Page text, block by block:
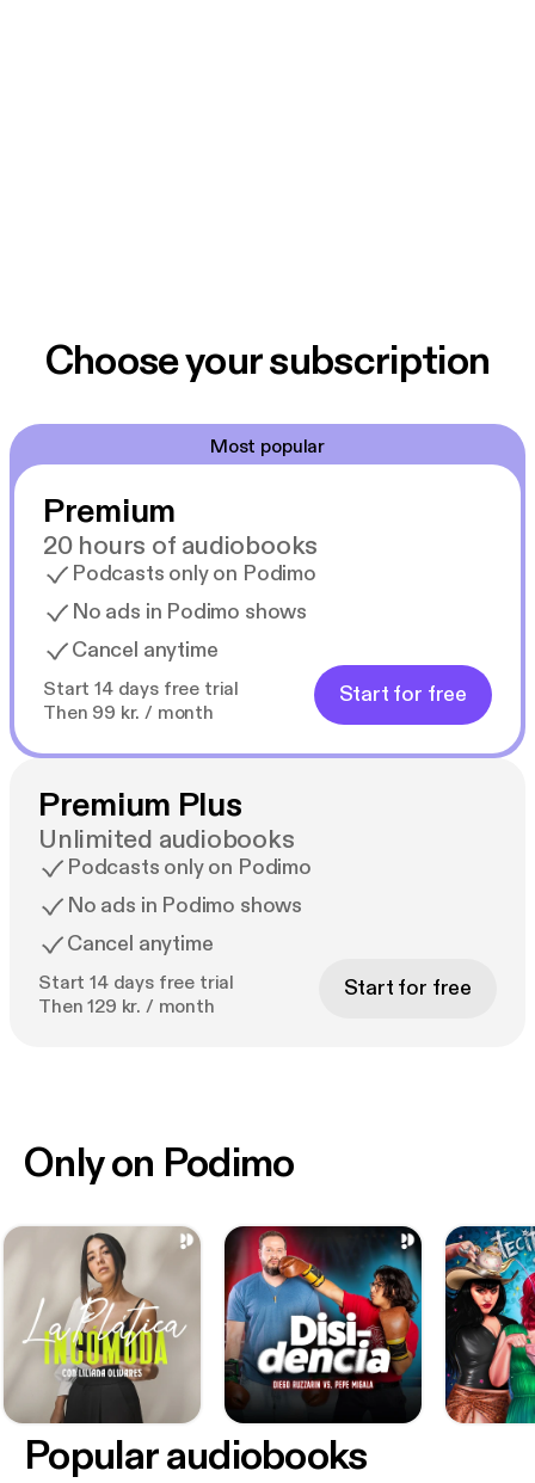
Choose your subscription
Most popular
Premium
20 hours of audiobooks
Podcasts only on Podimo
No ads in Podimo shows
Cancel anytime
Start 14 days free trial
Then 99 kr. / month
Start for free
Premium Plus
Unlimited audiobooks
Podcasts only on Podimo
No ads in Podimo shows
Cancel anytime
Start 14 days free trial
Then 129 kr. / month
Start for free
Only on Podimo
Popular audiobooks